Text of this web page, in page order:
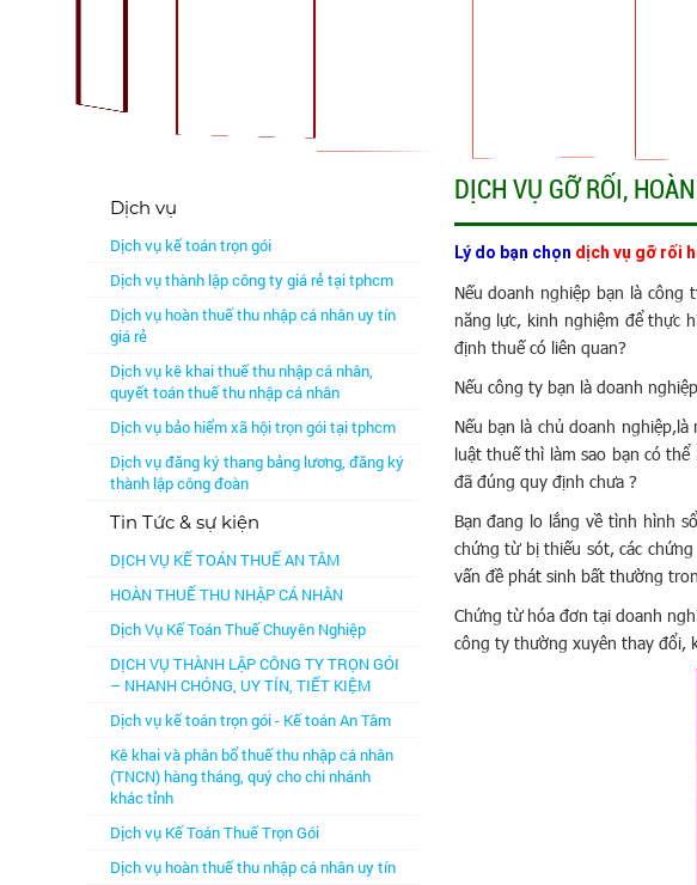
Dịch vụ
Dịch vụ kế toán trọn gói
Dịch vụ thành lập công ty giá rẻ tại tphcm
Dịch vụ hoàn thuế thu nhập cá nhân uy tín
giá rẻ
Dịch vụ kê khai thuế thu nhập cá nhân,
quyết toán thuế thu nhập cá nhân
Dịch vụ bảo hiểm xã hội trọn gói tại tphcm
Dịch vụ đăng ký thang bảng lương, đăng ký
thành lập công đoàn
Tin Tức & sự kiện
DỊCH VỤ KẾ TOÁN THUẾ AN TÂM
HOÀN THUẾ THU NHẬP CÁ NHÂN
Dịch Vụ Kế Toán Thuế Chuyên Nghiệp
DỊCH VỤ THÀNH LẬP CÔNG TY TRỌN GÓI
– NHANH CHÓNG, UY TÍN, TIẾT KIỆM
Dịch vụ kế toán trọn gói - Kế toán An Tâm
Kê khai và phân bổ thuế thu nhập cá nhân
(TNCN) hàng tháng, quý cho chi nhánh
khác tỉnh
Dịch vụ Kế Toán Thuế Trọn Gói
Dịch vụ hoàn thuế thu nhập cá nhân uy tín
DỊCH VỤ GỠ RỐI,
Lý do bạn chọn dịch vụ gỡ rối
Nếu doanh nghiệp bạn là
năng lực, kinh nghiệm để thực
định thuế có liên quan?
Nếu công ty bạn là doanh
Nếu bạn là chủ doanh
luật thuế thì làm sao bạn có
đã đúng quy định chưa ?
Bạn đang lo lắng về tình hình
chứng từ bị thiếu sót, các
vấn đề phát sinh bất thường
Chứng từ hóa đơn tại doanh
công ty thường xuyên thay đổi,